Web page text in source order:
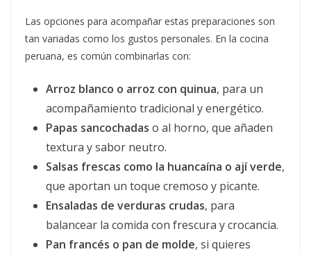
Las opciones para acompañar estas preparaciones son
tan variadas como los gustos personales. En la cocina
peruana, es común combinarlas con:
Arroz blanco o arroz con quinua, para un
acompañamiento tradicional y energético.
Papas sancochadas o al horno, que añaden
textura y sabor neutro.
Salsas frescas como la huancaína o ají verde,
que aportan un toque cremoso y picante.
Ensaladas de verduras crudas, para
balancear la comida con frescura y crocancia.
Pan francés o pan de molde, si quieres